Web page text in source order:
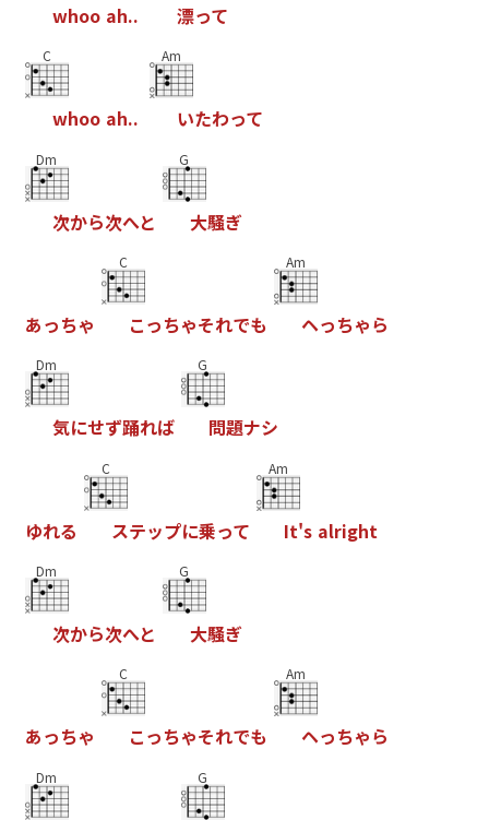
whoo ah.. 漂って
C
whoo ah..
Am
いたわって
Dm
次から次へと
G
大騒ぎ
あっちゃ
C
こっちゃそれでも
Am
ヘっちゃら
Dm
気にせず踊れば
G
問題ナシ
ゆれる
C
ステップに乗って
Am
It's alright
Dm
次から次へと
G
大騒ぎ
あっちゃ
C
こっちゃそれでも
Am
ヘっちゃら
Dm G